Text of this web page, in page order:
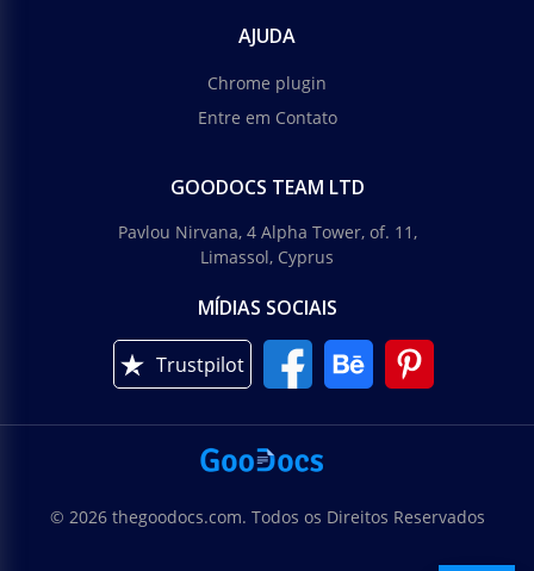
AJUDA
Chrome plugin
Entre em Contato
GOODOCS TEAM LTD
Pavlou Nirvana, 4 Alpha Tower, of. 11,
Limassol, Cyprus
MÍDIAS SOCIAIS
Trustpilot
© 2026 thegoodocs.com. Todos os Direitos Reservados